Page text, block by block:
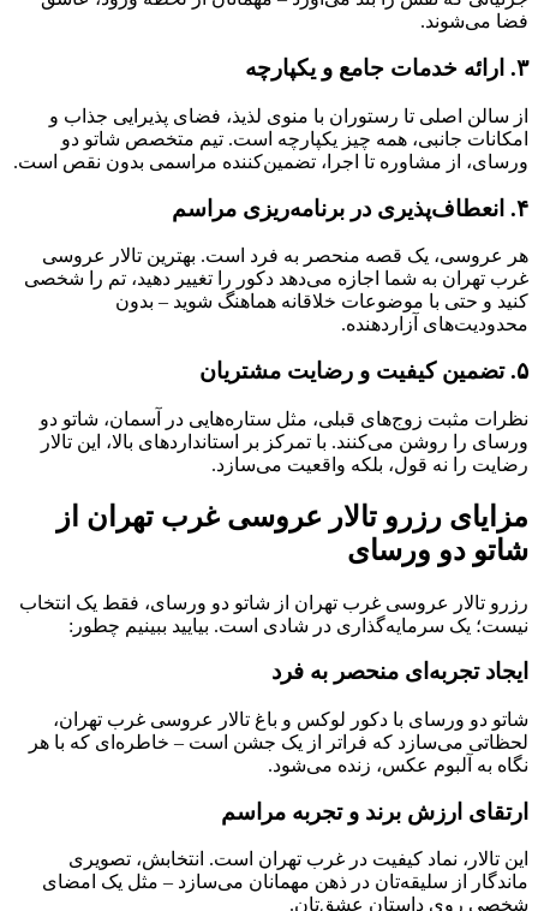
فضا می‌شوند.
۳. ارائه خدمات جامع و یکپارچه
از سالن اصلی تا رستوران با منوی لذیذ، فضای پذیرایی جذاب و
امکانات جانبی، همه چیز یکپارچه است. تیم متخصص شاتو دو
ورسای، از مشاوره تا اجرا، تضمین‌کننده مراسمی بدون نقص است.
۴. انعطاف‌پذیری در برنامه‌ریزی مراسم
هر عروسی، یک قصه منحصر به فرد است. بهترین تالار عروسی
غرب تهران به شما اجازه می‌دهد دکور را تغییر دهید، تم را شخصی
کنید و حتی با موضوعات خلاقانه هماهنگ شوید – بدون
محدودیت‌های آزاردهنده.
۵. تضمین کیفیت و رضایت مشتریان
نظرات مثبت زوج‌های قبلی، مثل ستاره‌هایی در آسمان، شاتو دو
ورسای را روشن می‌کنند. با تمرکز بر استانداردهای بالا، این تالار
رضایت را نه قول، بلکه واقعیت می‌سازد.
مزایای رزرو تالار عروسی غرب تهران از
شاتو دو ورسای
رزرو تالار عروسی غرب تهران از شاتو دو ورسای، فقط یک انتخاب
نیست؛ یک سرمایه‌گذاری در شادی است. بیایید ببینیم چطور:
ایجاد تجربه‌ای منحصر به فرد
شاتو دو ورسای با دکور لوکس و باغ تالار عروسی غرب تهران،
لحظاتی می‌سازد که فراتر از یک جشن است – خاطره‌ای که با هر
نگاه به آلبوم عکس، زنده می‌شود.
ارتقای ارزش برند و تجربه مراسم
این تالار، نماد کیفیت در غرب تهران است. انتخابش، تصویری
ماندگار از سلیقه‌تان در ذهن مهمانان می‌سازد – مثل یک امضای
شخصی روی داستان عشق‌تان.